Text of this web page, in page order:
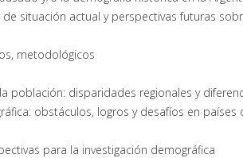
de situación actual y perspectivas futuras
metodológicos
población: disparidades regionales y
obstáculos, logros y desafíos en países
para la investigación demográfica